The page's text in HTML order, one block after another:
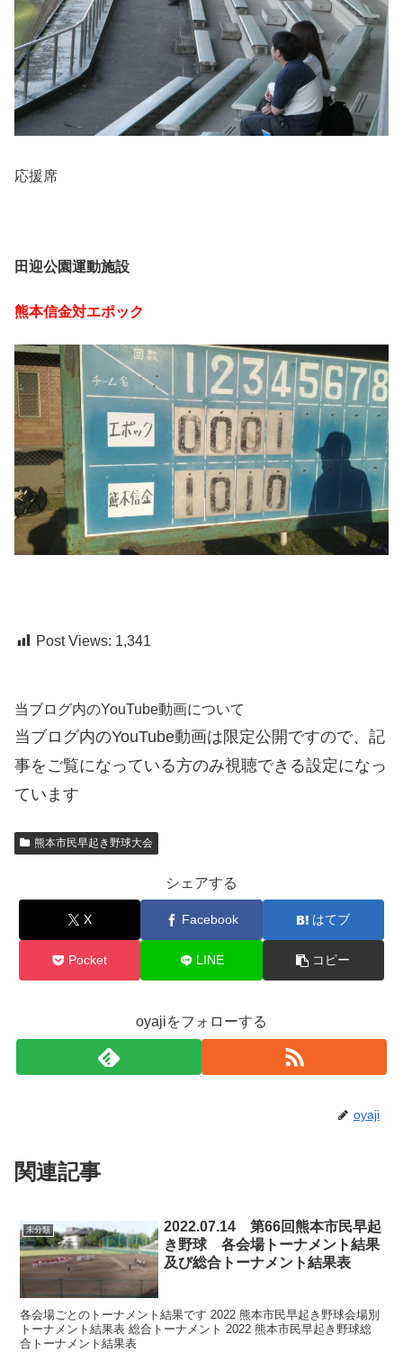
応援席
田迎公園運動施設
熊本信金対エポック
Post Views: 1,341
当ブログ内のYouTube動画について
当ブログ内のYouTube動画は限定公開ですので、記
事をご覧になっている方のみ視聴できる設定になっ
ています
熊本市民早起き野球大会
シェアする
X Facebook はてブ
Pocket LINE コピー
oyajiをフォローする
oyaji
関連記事
未分類
2022.07.14 第66回熊本市民早起
き野球 各会場トーナメント結果
及び総合トーナメント結果表
各会場ごとのトーナメント結果です 2022 熊本市民早起き野球会場別
トーナメント結果表 総合トーナメント 2022 熊本市民早起き野球総
合トーナメント結果表